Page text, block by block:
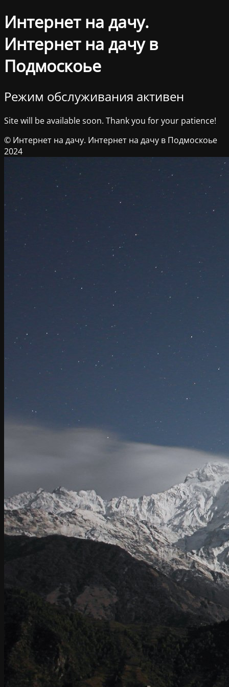
Интернет на дачу.
Интернет на дачу в
Подмоскоье
Режим обслуживания активен
Site will be available soon. Thank you for your patience!
© Интернет на дачу. Интернет на дачу в Подмоскоье
2024